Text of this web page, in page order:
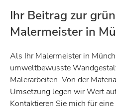
Ihr Beitrag zur
Malermeister in
Als Ihr Malermeister in
umweltbewusste
Malerarbeiten. Von der
Umsetzung legen wir Wert
Kontaktieren Sie mich für